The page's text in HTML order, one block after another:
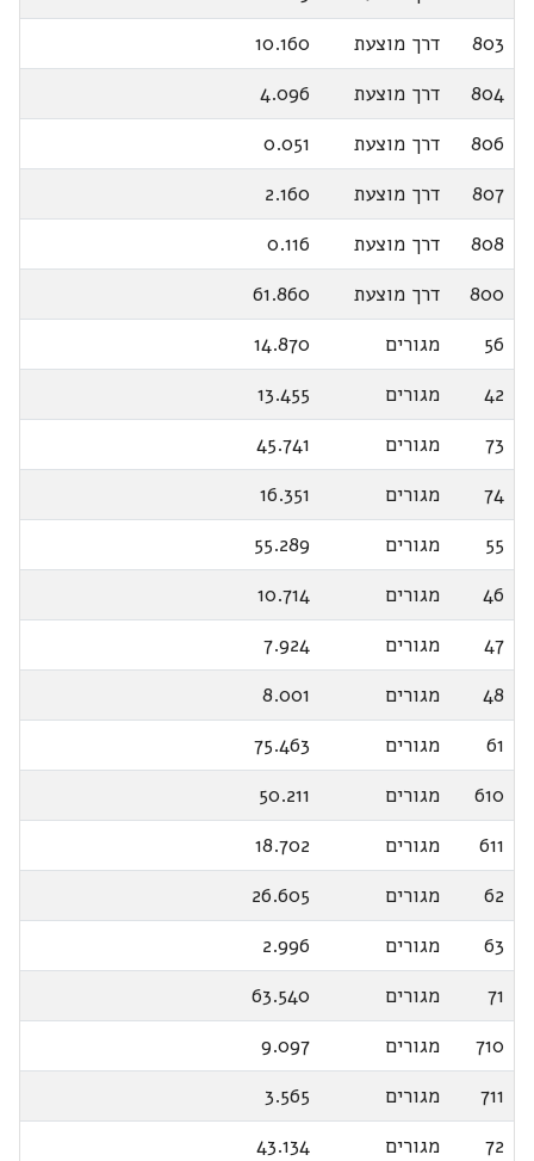
803
דרך מוצעת
10.160
804
דרך מוצעת
4.096
806
דרך מוצעת
0.051
807
דרך מוצעת
2.160
808
דרך מוצעת
0.116
800
דרך מוצעת
61.860
56
מגורים
14.870
42
מגורים
13.455
73
מגורים
45.741
74
מגורים
16.351
55
מגורים
55.289
46
מגורים
10.714
47
מגורים
7.924
48
מגורים
8.001
61
מגורים
75.463
610
מגורים
50.211
611
מגורים
18.702
62
מגורים
26.605
63
מגורים
2.996
71
מגורים
63.540
710
מגורים
9.097
711
מגורים
3.565
72
מגורים
43.134